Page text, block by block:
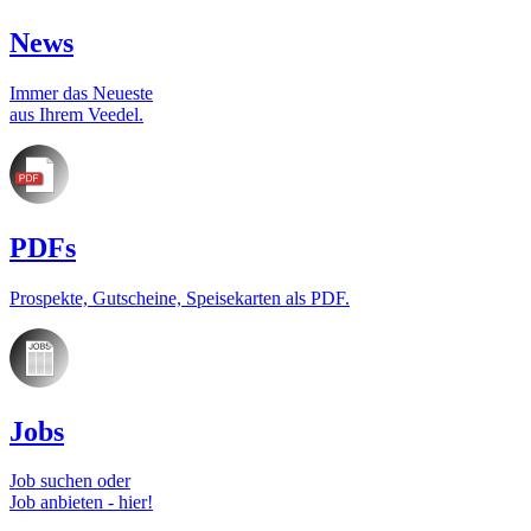
News
Immer das Neueste
aus Ihrem Veedel.
PDFs
Prospekte, Gutscheine, Speisekarten als PDF.
Jobs
Job suchen oder
Job anbieten - hier!